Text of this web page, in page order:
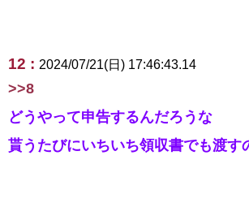
12 : 2024/07/21(日) 17:46:43.14
>>8
どうやって申告するんだろうな
貰うたびにいちいち領収書でも渡す